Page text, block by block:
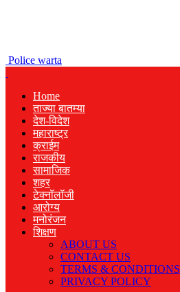
Police warta
Home
ताज्या बातम्या
देश-विदेश
महाराष्ट्र
क्राईम
राजकीय
सामाजिक
शहर
टेक्नॉलॉजी
आरोग्य
मनोरंजन
शिक्षण
ABOUT US
CONTACT US
TERMS & CONDITIONS
PRIVACY POLICY